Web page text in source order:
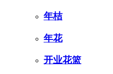
年桔
年花
开业花篮